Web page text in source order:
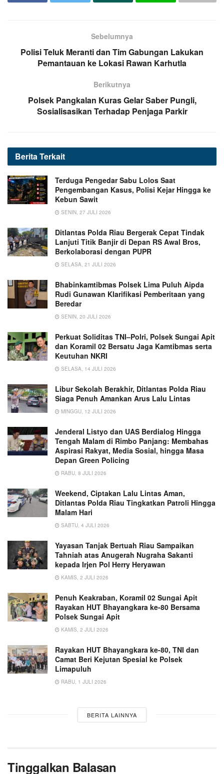
Sebelumnya
Polisi Teluk Meranti dan Tim Gabungan Lakukan
Pemantauan ke Lokasi Rawan Karhutla
Berikutnya
Polsek Pangkalan Kuras Gelar Saber Pungli,
Sosialisasikan Terhadap Penjaga Parkir
BeritaTerkait
Terduga Pengedar Sabu Lolos Saat
Pengembangan Kasus, Polisi Kejar Hingga ke
Kebun Sawit
SENIN, 27 JULI 2026
Ditlantas Polda Riau Bergerak Cepat Tindak
Lanjuti Titik Banjir di Depan RS Awal Bros,
Berkolaborasi dengan PUPR
SELASA, 21 JULI 2026
Bhabinkamtibmas Polsek Lima Puluh Aipda
Rudi Gunawan Klarifikasi Pemberitaan yang
Beredar
SENIN, 20 JULI 2026
Perkuat Soliditas TNI–Polri, Polsek Sungai Apit
dan Koramil 02 Bersatu Jaga Kamtibmas serta
Keutuhan NKRI
SELASA, 14 JULI 2026
Libur Sekolah Berakhir, Ditlantas Polda Riau
Siaga Penuh Amankan Arus Lalu Lintas
MINGGU, 12 JULI 2026
Jenderal Listyo dan UAS Berdialog Hingga
Tengah Malam di Rimbo Panjang: Membahas
Aspirasi Rakyat, Media Sosial, hingga Masa
Depan Green Policing
RABU, 8 JULI 2026
Weekend, Ciptakan Lalu Lintas Aman,
Ditlantas Polda Riau Tingkatkan Patroli Hingga
Malam Hari
SABTU, 4 JULI 2026
Yayasan Tanjak Bertuah Riau Sampaikan
Tahniah atas Anugerah Nugraha Sakanti
kepada Irjen Pol Herry Heryawan
KAMIS, 2 JULI 2026
Penuh Keakraban, Koramil 02 Sungai Apit
Rayakan HUT Bhayangkara ke-80 Bersama
Polsek Sungai Apit
KAMIS, 2 JULI 2026
Rayakan HUT Bhayangkara ke-80, TNI dan
Camat Beri Kejutan Spesial ke Polsek
Limapuluh
RABU, 1 JULI 2026
BERITA LAINNYA
Tinggalkan Balasan